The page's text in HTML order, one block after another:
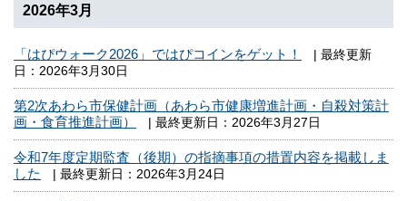
2026年3月
「はぴウォーク2026」ではぴコインをゲット！
| 最終更新
日：2026年3月30日
第2次あわら市保健計画（あわら市健康増進計画・自殺対策計
画・食育推進計画）
| 最終更新日：2026年3月27日
令和7年度定期監査（後期）の指摘事項の措置内容を掲載しま
した
| 最終更新日：2026年3月24日